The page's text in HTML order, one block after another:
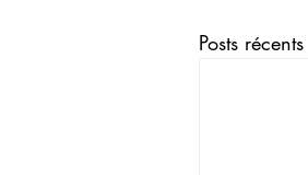
Posts récents